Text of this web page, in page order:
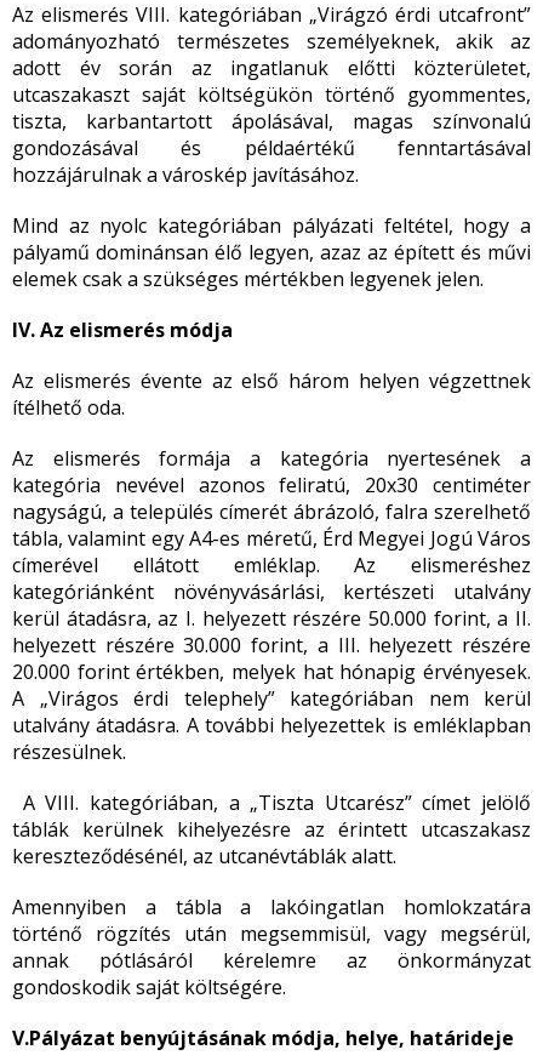
Az elismerés VIII. kategóriában „Virágzó érdi utcafront”
adományozható természetes személyeknek, akik az
adott év során az ingatlanuk előtti közterületet,
utcaszakaszt saját költségükön történő gyommentes,
tiszta, karbantartott ápolásával, magas színvonalú
gondozásával és példaértékű fenntartásával
hozzájárulnak a városkép javításához.
Mind az nyolc kategóriában pályázati feltétel, hogy a
pályamű dominánsan élő legyen, azaz az épített és művi
elemek csak a szükséges mértékben legyenek jelen.
IV. Az elismerés módja
Az elismerés évente az első három helyen végzettnek
ítélhető oda.
Az elismerés formája a kategória nyertesének a
kategória nevével azonos feliratú, 20x30 centiméter
nagyságú, a település címerét ábrázoló, falra szerelhető
tábla, valamint egy A4-es méretű, Érd Megyei Jogú Város
címerével ellátott emléklap. Az elismeréshez
kategóriánként növényvásárlási, kertészeti utalvány
kerül átadásra, az I. helyezett részére 50.000 forint, a II.
helyezett részére 30.000 forint, a III. helyezett részére
20.000 forint értékben, melyek hat hónapig érvényesek.
A „Virágos érdi telephely” kategóriában nem kerül
utalvány átadásra. A további helyezettek is emléklapban
részesülnek.
A VIII. kategóriában, a „Tiszta Utcarész” címet jelölő
táblák kerülnek kihelyezésre az érintett utcaszakasz
kereszteződésénél, az utcanévtáblák alatt.
Amennyiben a tábla a lakóingatlan homlokzatára
történő rögzítés után megsemmisül, vagy megsérül,
annak pótlásáról kérelemre az önkormányzat
gondoskodik saját költségére.
V.Pályázat benyújtásának módja, helye, határideje